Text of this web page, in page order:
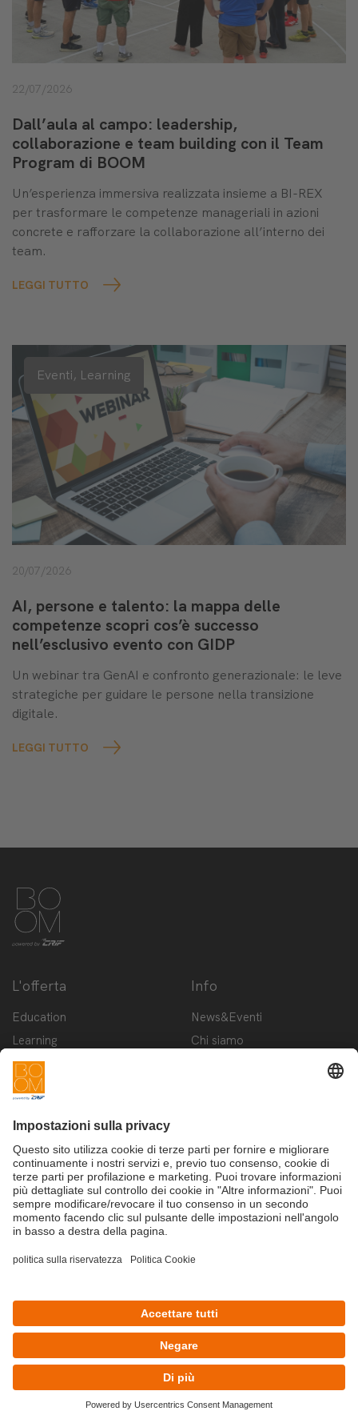
22/07/2026
Dall’aula al campo: leadership,
collaborazione e team building con il Team
Program di BOOM
Un’esperienza immersiva realizzata insieme a BI-REX
per trasformare le competenze manageriali in azioni
concrete e rafforzare la collaborazione all’interno dei
team.
LEGGI TUTTO
Eventi, Learning
20/07/2026
AI, persone e talento: la mappa delle
competenze scopri cos’è successo
nell’esclusivo evento con GIDP
Un webinar tra GenAI e confronto generazionale: le leve
strategiche per guidare le persone nella transizione
digitale.
LEGGI TUTTO
L'offerta
Education
Learning
Innovation
Startup
Info
News&Eventi
Chi siamo
Iscriviti alla newsletter BOOM
This site is protected by reCAPTCHA and the Google
Terms of Serviceapply
©Copyright 2025 - CRIF S.p.A.
CRIF S.p.A.: Via della Beverara, 21 | 40131 Bologna | Italy